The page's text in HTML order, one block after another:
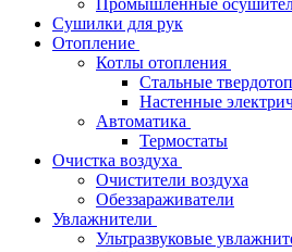
Сушилки для рук
Отопление
Котлы отопления
Стальные
Настенные
Автоматика
Термостаты
Очистка воздуха
Очистители воздуха
Обеззараживатели
Увлажнители
Ультразвуковые